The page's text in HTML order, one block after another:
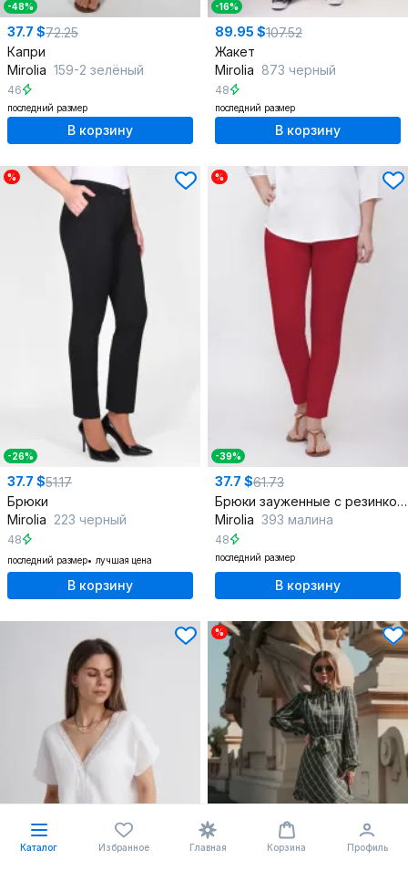
-48%
37.7 $72.25
Капри
Mirolia 159-2 зелёный
46
последний размер
В корзину
-16%
89.95 $107.52
Жакет
Mirolia 873 черный
48
последний размер
В корзину
%
-26%
37.7 $51.17
Брюки
Mirolia 223 черный
48
последний размер лучшая цена
В корзину
%
-39%
37.7 $61.73
Брюки зауженные с резинкой на лето из джинса
Mirolia 393 малина
48
последний размер
В корзину
%
Каталог Избранное Главная Корзина Профиль